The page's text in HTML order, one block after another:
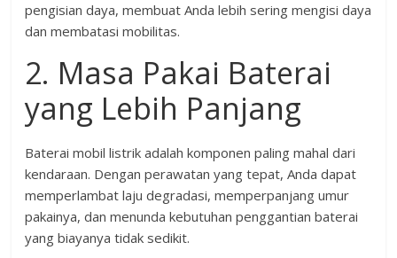
pengisian daya, membuat Anda lebih sering mengisi daya
dan membatasi mobilitas.
2. Masa Pakai Baterai
yang Lebih Panjang
Baterai mobil listrik adalah komponen paling mahal dari
kendaraan. Dengan perawatan yang tepat, Anda dapat
memperlambat laju degradasi, memperpanjang umur
pakainya, dan menunda kebutuhan penggantian baterai
yang biayanya tidak sedikit.